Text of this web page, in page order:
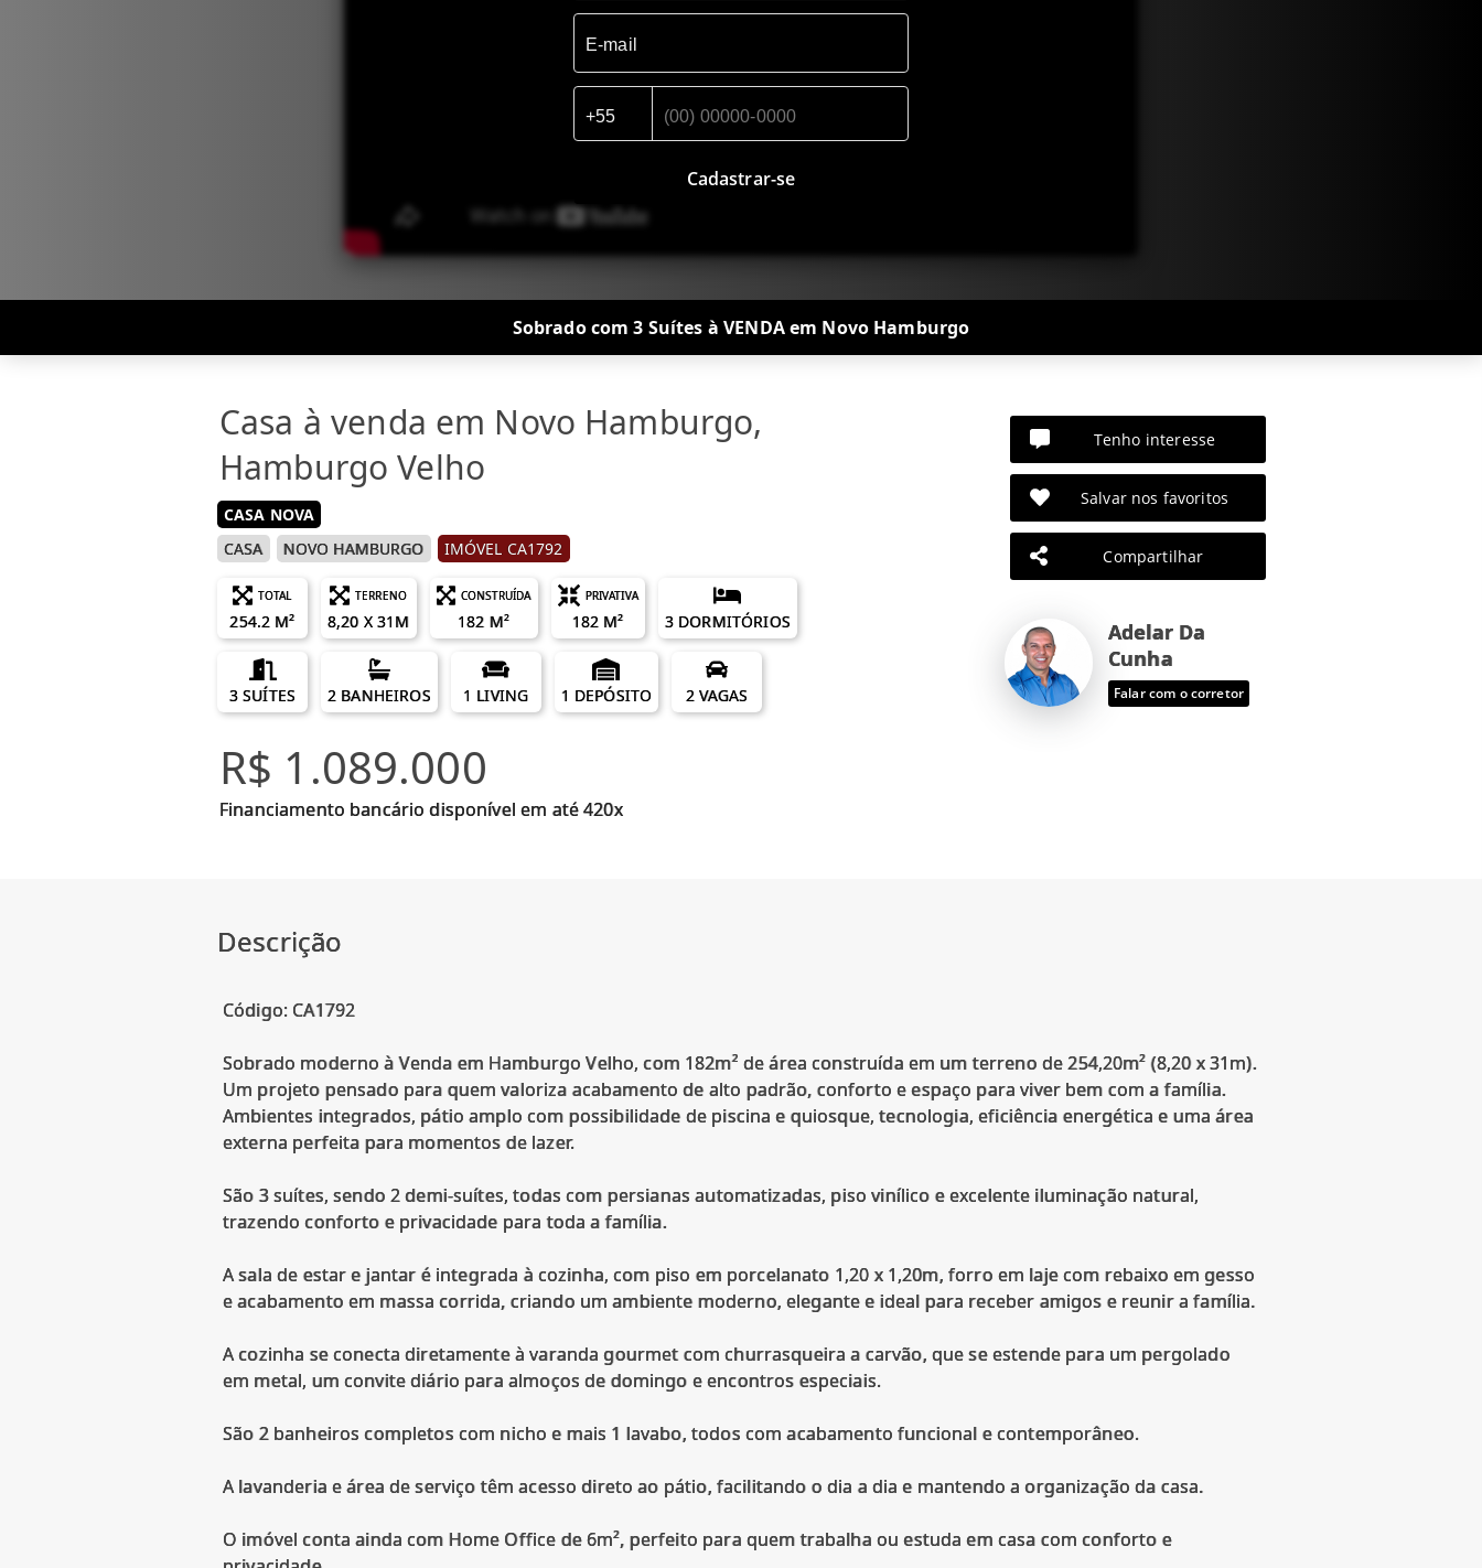
Cadastrar-se
Sobrado com 3 Suítes à VENDA em Novo Hamburgo
Casa à venda em Novo Hamburgo,
Hamburgo Velho
CASA NOVA
CASA
NOVO HAMBURGO IMÓVEL CA1792
TOTAL
254.2 M²
TERRENO
8,20 X 31M
CONSTRUÍDA
182 M²
PRIVATIVA
182 M² 3 DORMITÓRIOS
3 SUÍTES 2 BANHEIROS 1 LIVING 1 DEPÓSITO 2 VAGAS
R$ 1.089.000
Financiamento bancário disponível em até 420x
Tenho interesse
Salvar nos favoritos
Compartilhar
Adelar Da
Cunha
Falar com o corretor
Descrição
Código: CA1792
Sobrado moderno à Venda em Hamburgo Velho, com 182m² de área construída em um terreno de 254,20m² (8,20 x 31m).
Um projeto pensado para quem valoriza acabamento de alto padrão, conforto e espaço para viver bem com a família.
Ambientes integrados, pátio amplo com possibilidade de piscina e quiosque, tecnologia, eficiência energética e uma área
externa perfeita para momentos de lazer.
São 3 suítes, sendo 2 demi-suítes, todas com persianas automatizadas, piso vinílico e excelente iluminação natural,
trazendo conforto e privacidade para toda a família.
A sala de estar e jantar é integrada à cozinha, com piso em porcelanato 1,20 x 1,20m, forro em laje com rebaixo em gesso
e acabamento em massa corrida, criando um ambiente moderno, elegante e ideal para receber amigos e reunir a família.
A cozinha se conecta diretamente à varanda gourmet com churrasqueira a carvão, que se estende para um pergolado
em metal, um convite diário para almoços de domingo e encontros especiais.
São 2 banheiros completos com nicho e mais 1 lavabo, todos com acabamento funcional e contemporâneo.
A lavanderia e área de serviço têm acesso direto ao pátio, facilitando o dia a dia e mantendo a organização da casa.
O imóvel conta ainda com Home Office de 6m², perfeito para quem trabalha ou estuda em casa com conforto e